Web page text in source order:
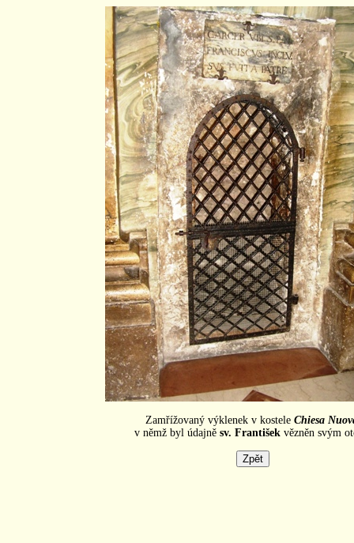
Zamřížovaný výklenek v kostele Chiesa
v němž byl údajně sv. František vězněn svým